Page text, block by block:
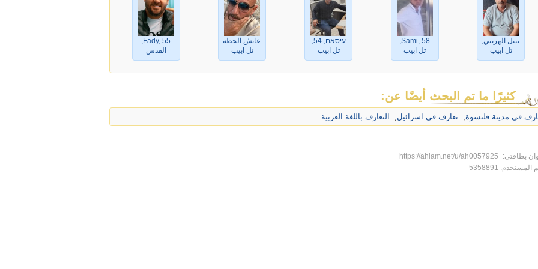
نبيل الهريني, 57,
تل ابيب
Sami, 58,
تل ابيب
עיסאם, 54,
تل ابيب
عايش الحظه, 58,
تل ابيب
Fady, 55,
القدس
كثيرًا ما تم البحث أيضًا عن:
في مدينة قلنسوة, تعارف في اسرائيل, التعارف باللغة العربية
بطاقتي:
https://ahlam.net/u/ah0057925
المستخدم: 5358891